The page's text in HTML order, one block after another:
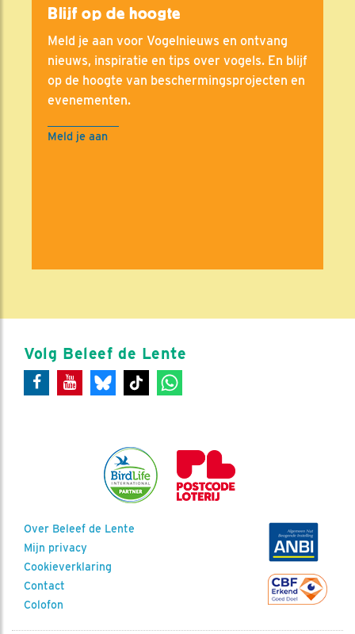
Blijf op de hoogte
Meld je aan voor Vogelnieuws en ontvang
nieuws, inspiratie en tips over vogels. En blijf
op de hoogte van beschermingsprojecten en
evenementen.
Meld je aan
Volg Beleef de Lente
Over Beleef de Lente
Mijn privacy
Cookieverklaring
Contact
Colofon